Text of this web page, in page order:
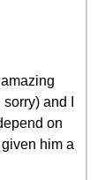
and I
on
him a